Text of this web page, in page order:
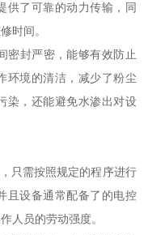
供了可靠的动力传输，同
时间。
密封严密，能够有效防止
环境的清洁，减少了粉尘
染，还能避免水渗出对设
只需按照规定的程序进行
且设备通常配备了的电控
人员的劳动强度。